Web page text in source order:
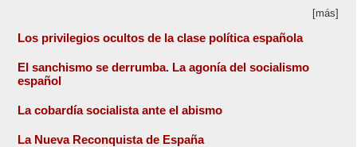
[más]
Los privilegios ocultos de la clase política española
El sanchismo se derrumba. La agonía del socialismo
español
La cobardía socialista ante el abismo
La Nueva Reconquista de España